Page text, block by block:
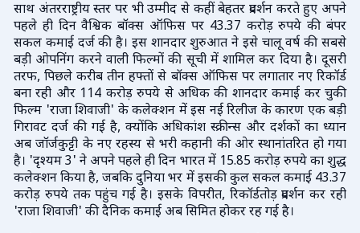
साथ अंतरराष्ट्रीय स्तर पर भी उम्मीद से कहीं बेहतर प्रदर्शन करते हुए अपने
पहले ही दिन वैश्विक बॉक्स ऑफिस पर 43.37 करोड़ रुपये की बंपर
सकल कमाई दर्ज की है। इस शानदार शुरुआत ने इसे चालू वर्ष की सबसे
बड़ी ओपनिंग करने वाली फिल्मों की सूची में शामिल कर दिया है। दूसरी
तरफ, पिछले करीब तीन हफ्तों से बॉक्स ऑफिस पर लगातार नए रिकॉर्ड
बना रही और 114 करोड़ रुपये से अधिक की शानदार कमाई कर चुकी
फिल्म 'राजा शिवाजी' के कलेक्शन में इस नई रिलीज के कारण एक बड़ी
गिरावट दर्ज की गई है, क्योंकि अधिकांश स्क्रीन्स और दर्शकों का ध्यान
अब जॉर्जकुट्टी के नए रहस्य से भरी कहानी की ओर स्थानांतरित हो गया
है। 'दृश्यम 3' ने अपने पहले ही दिन भारत में 15.85 करोड़ रुपये का शुद्ध
कलेक्शन किया है, जबकि दुनिया भर में इसकी कुल सकल कमाई 43.37
करोड़ रुपये तक पहुंच गई है। इसके विपरीत, रिकॉर्डतोड़ प्रदर्शन कर रही
'राजा शिवाजी' की दैनिक कमाई अब सिमित होकर रह गई है।